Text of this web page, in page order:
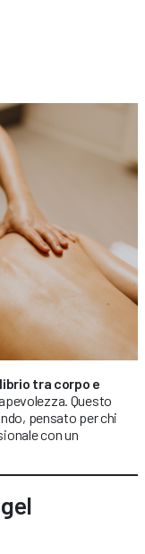
tra corpo e
Questo
pensato per chi
con un